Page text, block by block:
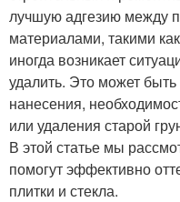
лучшую адгезию между
материалами, такими
иногда возникает
удалить. Это может
нанесения,
или удаления старой
В этой статье мы
помогут эффективно
плитки и стекла.